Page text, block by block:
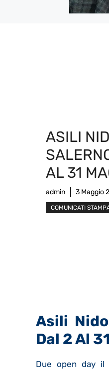
ASILI
AL 31
admin 3 Maggio
COMUNICATI
Asili
Dal 2 Al
Due open day